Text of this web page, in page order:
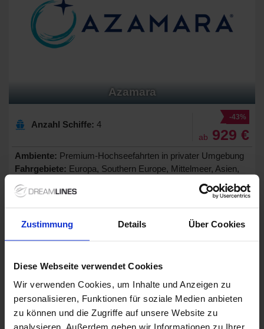
Zustimmung Details Über Cookies
Diese Webseite verwendet Cookies
Wir verwenden Cookies, um Inhalte und Anzeigen zu
personalisieren, Funktionen für soziale Medien anbieten
zu können und die Zugriffe auf unsere Website zu
analysieren. Außerdem geben wir Informationen zu Ihrer
Azamara
Anzahl Schiffe: 4
-43%
ab 929 €
Ambiente: Premium-Hochseefahrten in privater Umgebung
Fahrgebiete: Europa, Southern Europe, Mittelmeer, Asien,
Bordsprachen: